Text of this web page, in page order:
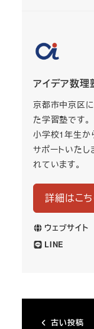
アイデア数理
京都市中京区
た学習塾です。
小学校1年生か
サポートいたし
れています。
詳細はこち
ウェブサイト
LINE
古い投稿